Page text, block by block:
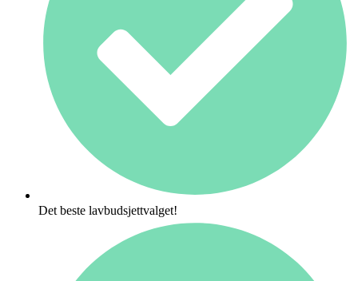
Det beste lavbudsjettvalget!